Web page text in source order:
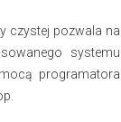
czystej pozwala na
systemu
programatora